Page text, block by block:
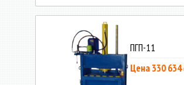
ПГП-11
Цена 330 634